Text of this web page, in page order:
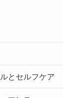
とセルフケア